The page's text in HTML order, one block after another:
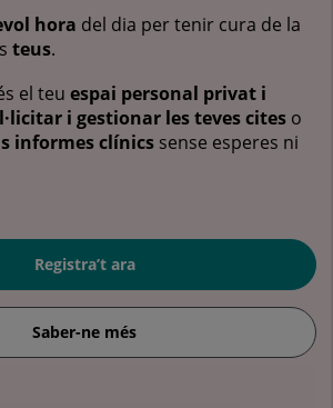
hora del dia per tenir cura de la
teus.
el teu espai personal privat i
i gestionar les teves cites o
informes clínics sense esperes ni
Registra’t ara
Saber-ne més